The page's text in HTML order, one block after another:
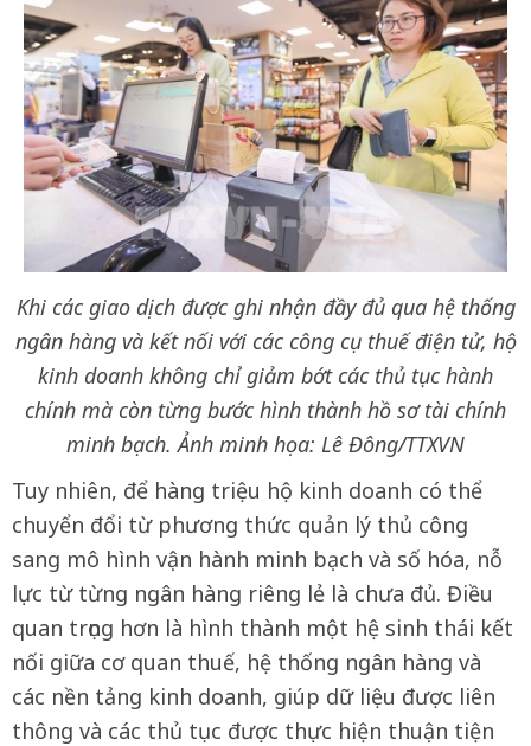
Khi các giao dịch được ghi nhận đầy đủ qua hệ thống
ngân hàng và kết nối với các công cụ thuế điện tử, hộ
kinh doanh không chỉ giảm bớt các thủ tục hành
chính mà còn từng bước hình thành hồ sơ tài chính
minh bạch. Ảnh minh họa: Lê Đông/TTXVN
Tuy nhiên, để hàng triệu hộ kinh doanh có thể
chuyển đổi từ phương thức quản lý thủ công
sang mô hình vận hành minh bạch và số hóa, nỗ
lực từ từng ngân hàng riêng lẻ là chưa đủ. Điều
quan trọng hơn là hình thành một hệ sinh thái kết
nối giữa cơ quan thuế, hệ thống ngân hàng và
các nền tảng kinh doanh, giúp dữ liệu được liên
thông và các thủ tục được thực hiện thuận tiện